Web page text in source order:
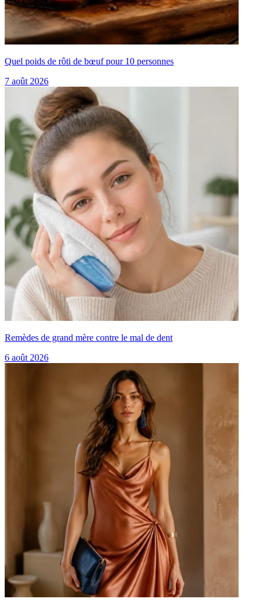
Quel poids de rôti de bœuf pour 10 personnes
7 août 2026
Remèdes de grand mère contre le mal de dent
6 août 2026